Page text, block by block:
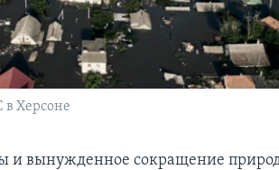
в Херсоне
и вынужденное сокращение